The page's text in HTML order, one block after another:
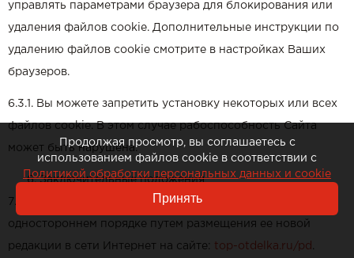
управлять параметрами браузера для блокирования или
удаления файлов сookie. Дополнительные инструкции по
удалению файлов cookie смотрите в настройках Ваших
браузеров.
6.3.1. Вы можете запретить установку некоторых или всех
файлов cookie. В этом случае рабоспособность Сайта
может быть нарушена.
Заключительные положения
7.1. Политика может быть изменена Компанией в
одностороннем порядке путем размещения ее новой
редакции в сети Интернет на сайте: top-otdelka.ru/pd
Продолжая просмотр, вы соглашаетесь с
использованием файлов cookie в соответствии с
Политикой обработки персональных данных и cookie
Принять